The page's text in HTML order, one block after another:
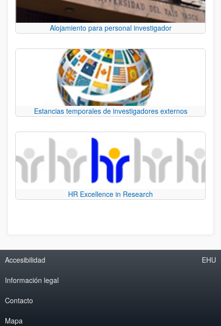
Alojamiento para personal investigador
Estancias temporales de investigadores externos
HR Excellence in Research
Accesibilidad
Información legal
Contacto
Mapa
EHU